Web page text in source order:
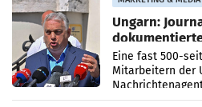
Ungarn:
Zensur
Eine fast 500-
Mitarbeitern der
systematische